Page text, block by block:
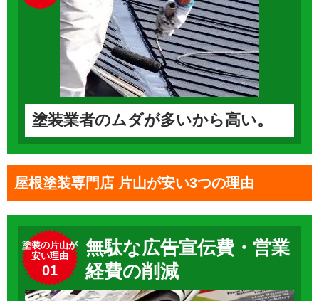
塗装業者のムダが多いから高い。
屋根塗装専門店 片山が安い3つの理由
塗装の片山が
安い理由
01
無駄な広告宣伝費・営業
経費の削減